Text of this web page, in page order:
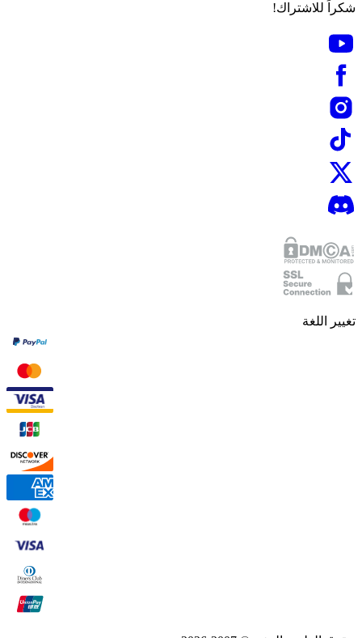
شكراً للاشتراك!
تغيير اللغة